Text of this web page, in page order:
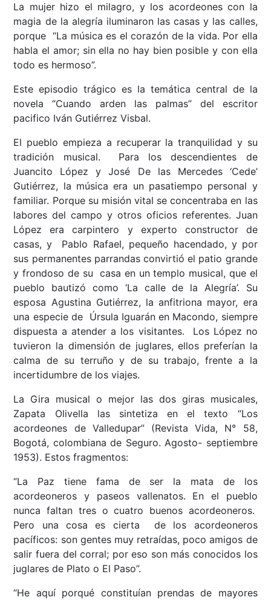
La mujer hizo el milagro, y los acordeones con la
magia de la alegría iluminaron las casas y las calles,
porque “La música es el corazón de la vida. Por ella
habla el amor; sin ella no hay bien posible y con ella
todo es hermoso”.
Este episodio trágico es la temática central de la
novela “Cuando arden las palmas” del escritor
pacifico Iván Gutiérrez Visbal.
El pueblo empieza a recuperar la tranquilidad y su
tradición musical. Para los descendientes de
Juancito López y José De las Mercedes ‘Cede’
Gutiérrez, la música era un pasatiempo personal y
familiar. Porque su misión vital se concentraba en las
labores del campo y otros oficios referentes. Juan
López era carpintero y experto constructor de
casas, y Pablo Rafael, pequeño hacendado, y por
sus permanentes parrandas convirtió el patio grande
y frondoso de su casa en un templo musical, que el
pueblo bautizó como ‘La calle de la Alegría’. Su
esposa Agustina Gutiérrez, la anfitriona mayor, era
una especie de Úrsula Iguarán en Macondo, siempre
dispuesta a atender a los visitantes. Los López no
tuvieron la dimensión de juglares, ellos preferían la
calma de su terruño y de su trabajo, frente a la
incertidumbre de los viajes.
La Gira musical o mejor las dos giras musicales,
Zapata Olivella las sintetiza en el texto “Los
acordeones de Valledupar” (Revista Vida, N° 58,
Bogotá, colombiana de Seguro. Agosto- septiembre
1953). Estos fragmentos:
“La Paz tiene fama de ser la mata de los
acordeoneros y paseos vallenatos. En el pueblo
nunca faltan tres o cuatro buenos acordeoneros.
Pero una cosa es cierta de los acordeoneros
pacíficos: son gentes muy retraídas, poco amigos de
salir fuera del corral; por eso son más conocidos los
juglares de Plato o El Paso”.
“He aquí porqué constituían prendas de mayores